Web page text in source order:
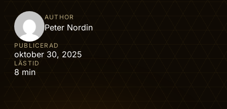
AUTHOR
Peter Nordin
PUBLICERAD
oktober 30, 2025
LÄSTID
8 min